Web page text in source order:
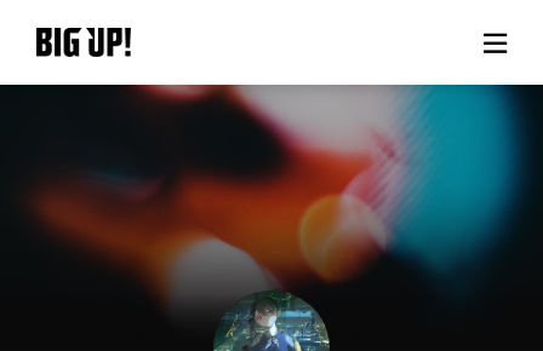
BIG UP!について
ニュース
料金プラン
サポート